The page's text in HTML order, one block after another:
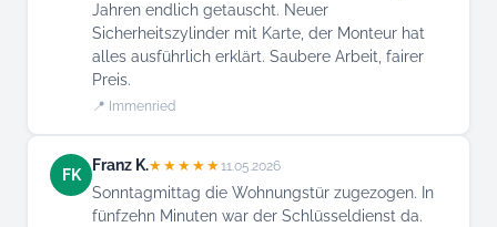
Jahren endlich getauscht. Neuer
Sicherheitszylinder mit Karte, der Monteur hat
alles ausführlich erklärt. Saubere Arbeit, fairer
Preis.
📍 Immenried
FK
Franz K.★★★★★11.05.2026
Sonntagmittag die Wohnungstür zugezogen. In
fünfzehn Minuten war der Schlüsseldienst da.